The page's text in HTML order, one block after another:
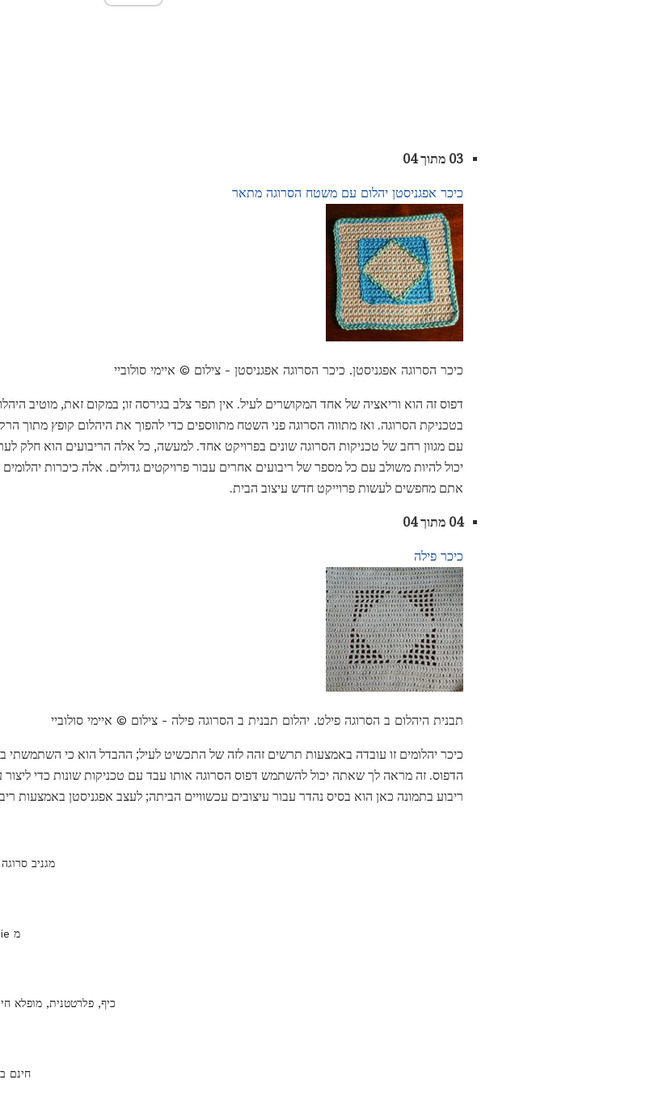
03 מתוך 04
כיכר אפגניסטן יהלום עם משטח הסרוגה מתאר
כיכר הסרוגה אפגניסטן. כיכר הסרוגה אפגניסטן - צילום © איימי סולוביי
דפוס זה הוא וריאציה של אחד המקושרים לעיל. אין תפר צלב בגירסה זו; במקום זאת, מוטיב
בטכניקת הסרוגה. ואז מתווה הסרוגה פני השטח מתווספים כדי להפוך את היהלום קופץ מתוך
עם מגוון רחב של טכניקות הסרוגה שונים בפרויקט אחד. למעשה, כל אלה הריבועים הוא חלק
אתם מחפשים לעשות פרוייקט חדש עיצוב הבית.
04 מתוך 04
כיכר פילה
תבנית היהלום ב הסרוגה פילט. יהלום תבנית ב הסרוגה פילה - צילום © איימי סולוביי
כיכר יהלומים זו עובדה באמצעות תרשים זהה לזה של התכשיט לעיל; ההבדל הוא כי השתמשתי
הדפוס. זה מראה לך שאתה יכול להשתמש דפוס הסרוגה אותו עבד עם טכניקות שונות כדי ליצור
ריבוע בתמונה כאן הוא בסיס נהדר עבור עיצובים עכשוויים הביתה; לעצב אפגניסטן באמצעות
מגניב
איך הסרוגה צלחת Scrubbie מ
15 כיף, פלרטטנית, מופלא
15